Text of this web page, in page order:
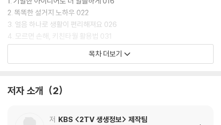
2. 똑똑한 설거지 노하우 022
3. 얼음 하나로 생활이 편리해져요 026
4. 모르면 손해, 키친타월 활용법 031
5. 여름에도 뽀송하게, 여름철 세탁 노하우 036
6. 더 미루지 마세요! 손쉬운 김치냉장고 청소법 040
9. 음식이 더 맛있어지는 소소한 꿀팁 052
11. 채소 껍질, 몸에 양보하세요 060
목차 더보기
저자 소개 2
저 KBS <2TV 생생정보> 제작팀